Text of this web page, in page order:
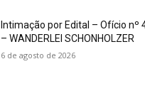
Intimação por Edital – Ofício nº
– WANDERLEI SCHONHOLZER
6 de agosto de 2026